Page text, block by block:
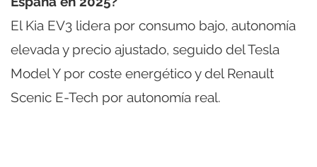
El Kia EV3 lidera por consumo bajo, autonomía
elevada y precio ajustado, seguido del Tesla
Model Y por coste energético y del Renault
Scenic E-Tech por autonomía real.